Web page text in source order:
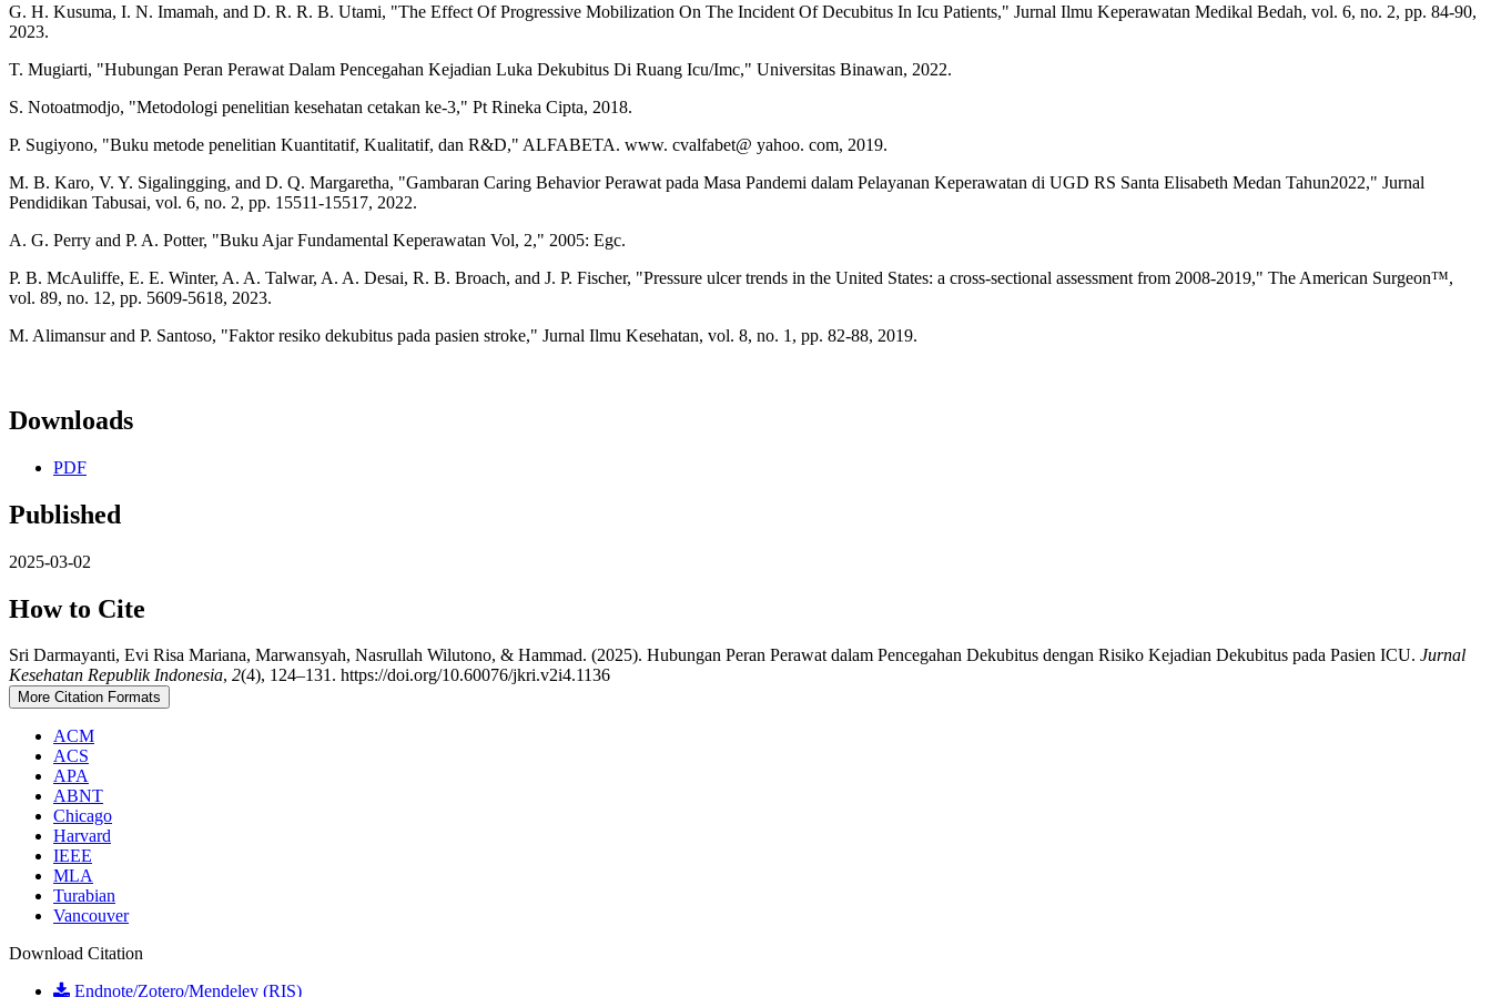
G. H. Kusuma, I. N. Imamah, and D. R. R. B. Utami, "The Effect Of Progressive Mobilization On The Incident Of Decubitus In Icu Patients," Jurnal Ilmu Keperawatan Medikal Bedah, vol. 6, no. 2, pp. 84-90,
2023.
T. Mugiarti, "Hubungan Peran Perawat Dalam Pencegahan Kejadian Luka Dekubitus Di Ruang Icu/Imc," Universitas Binawan, 2022.
S. Notoatmodjo, "Metodologi penelitian kesehatan cetakan ke-3," Pt Rineka Cipta, 2018.
P. Sugiyono, "Buku metode penelitian Kuantitatif, Kualitatif, dan R&D," ALFABETA. www. cvalfabet@ yahoo. com, 2019.
M. B. Karo, V. Y. Sigalingging, and D. Q. Margaretha, "Gambaran Caring Behavior Perawat pada Masa Pandemi dalam Pelayanan Keperawatan di UGD RS Santa Elisabeth Medan Tahun2022," Jurnal
Pendidikan Tabusai, vol. 6, no. 2, pp. 15511-15517, 2022.
A. G. Perry and P. A. Potter, "Buku Ajar Fundamental Keperawatan Vol, 2," 2005: Egc.
P. B. McAuliffe, E. E. Winter, A. A. Talwar, A. A. Desai, R. B. Broach, and J. P. Fischer, "Pressure ulcer trends in the United States: a cross-sectional assessment from 2008-2019," The American Surgeon™,
vol. 89, no. 12, pp. 5609-5618, 2023.
M. Alimansur and P. Santoso, "Faktor resiko dekubitus pada pasien stroke," Jurnal Ilmu Kesehatan, vol. 8, no. 1, pp. 82-88, 2019.
Downloads
PDF
Published
2025-03-02
How to Cite
Sri Darmayanti, Evi Risa Mariana, Marwansyah, Nasrullah Wilutono, & Hammad. (2025). Hubungan Peran Perawat dalam Pencegahan Dekubitus dengan Risiko Kejadian Dekubitus pada Pasien ICU. Jurnal
Kesehatan Republik Indonesia, 2(4), 124–131. https://doi.org/10.60076/jkri.v2i4.1136
More Citation Formats
ACM
ACS
APA
ABNT
Chicago
Harvard
IEEE
MLA
Turabian
Vancouver
Download Citation
Endnote/Zotero/Mendeley (RIS)